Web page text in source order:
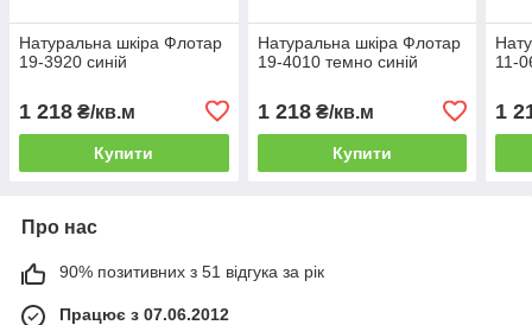
Натуральна шкіра Флотар
19-3920 синій
1 218 ₴/кв.м
Купити
Натуральна шкіра Флотар
19-4010 темно синій
1 218₴/кв.м
Купити
11-
1
Про нас
90% позитивних з 51 відгука за рік
Працює з 07.06.2012